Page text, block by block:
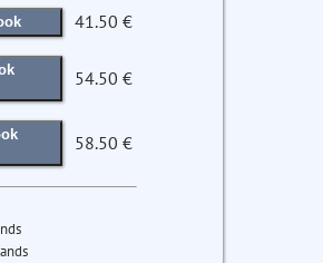
41.50 €
54.50 €
58.50 €